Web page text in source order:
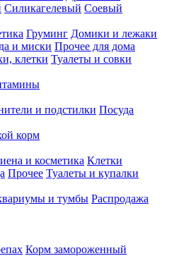
Силикагелевый Соевый
Груминг Домики и лежаки
и миски Прочее для дома
клетки Туалеты и совки
и подстилки Посуда
корм
и косметика Клетки
Прочее Туалеты и купалки
и тумбы Распродажа
Корм замороженный